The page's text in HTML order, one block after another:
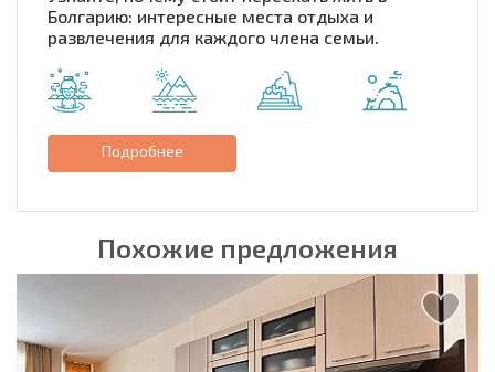
Болгарию: интересные места отдыха и
развлечения для каждого члена семьи.
Подробнее
Похожие предложения